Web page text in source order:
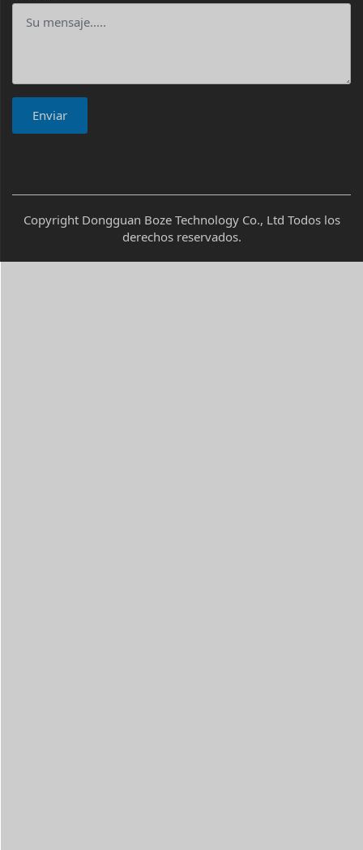
Enviar
Copyright Dongguan Boze Technology Co., Ltd Todos los
derechos reservados.